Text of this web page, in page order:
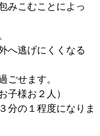
みこむことによっ
へ逃げにくくなる
ごせます。
子様お２人）
分の１程度になりま